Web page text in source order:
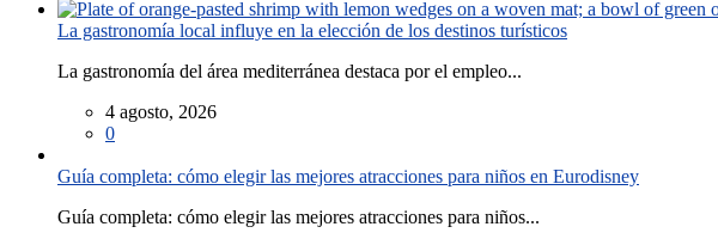
La gastronomía local influye en la elección de los destinos turísticos
La gastronomía del área mediterránea destaca por el empleo...
4 agosto, 2026
0
Guía completa: cómo elegir las mejores atracciones para niños en Eurodisney
Guía completa: cómo elegir las mejores atracciones para niños...